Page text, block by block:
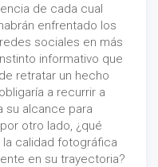
de cada cual
enfrentado los
sociales en más
informativo que
retratar un hecho
a recurrir a
su alcance para
otro lado, ¿qué
la calidad fotográfica
en su trayectoria?